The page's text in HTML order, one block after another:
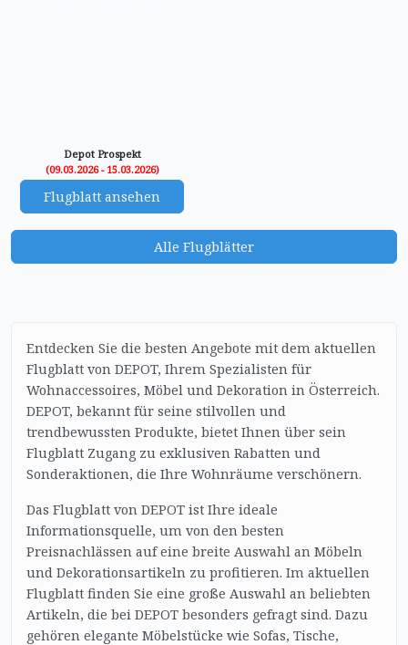
Depot Prospekt
(09.03.2026 - 15.03.2026)
Flugblatt ansehen
Alle Flugblätter
Entdecken Sie die besten Angebote mit dem aktuellen
Flugblatt von DEPOT, Ihrem Spezialisten für
Wohnaccessoires, Möbel und Dekoration in Österreich.
DEPOT, bekannt für seine stilvollen und
trendbewussten Produkte, bietet Ihnen über sein
Flugblatt Zugang zu exklusiven Rabatten und
Sonderaktionen, die Ihre Wohnräume verschönern.
Das Flugblatt von DEPOT ist Ihre ideale
Informationsquelle, um von den besten
Preisnachlässen auf eine breite Auswahl an Möbeln
und Dekorationsartikeln zu profitieren. Im aktuellen
Flugblatt finden Sie eine große Auswahl an beliebten
Artikeln, die bei DEPOT besonders gefragt sind. Dazu
gehören elegante Möbelstücke wie Sofas, Tische,